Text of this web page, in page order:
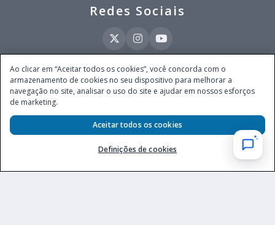
Redes Sociais
Este site é operado pela Ventmear Brasil LTDA (CNPJ 52.868.380/0001-84), com
endereço na Avenida Brigadeiro Faria Lima, nº 4.055, 3º andar, Itaim Bibi, no
Município de São Paulo, Estado de São Paulo, CEP 04538-133, Brasil - empresa
Secretaria de Prêmios e Apostas do Ministério da Fazenda, conforme Portaria nº
247, de 07.02.2025, publicada no DOU em 11.2.2025.
Ao clicar em “Aceitar todos os cookies”, você concorda com o
armazenamento de cookies no seu dispositivo para melhorar a
navegação no site, analisar o uso do site e ajudar em nossos esforços
de marketing.
Definições de cookies
Aceitar todos os cookies